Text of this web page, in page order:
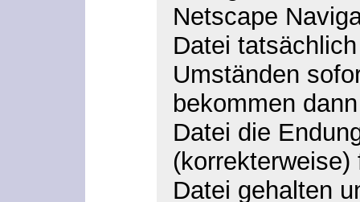
Netscape
Datei
Umständen
bekommen
Datei die
Datei gehalten